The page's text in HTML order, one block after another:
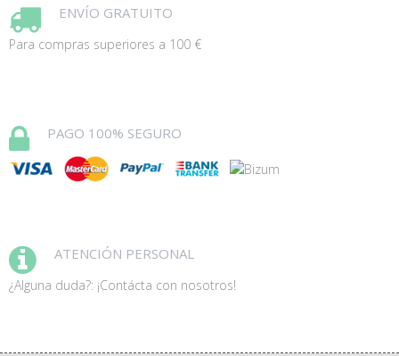
ENVÍO GRATUITO
Para compras superiores a 100 €
PAGO 100% SEGURO
ATENCIÓN PERSONAL
¿Alguna duda?: ¡Contácta con nosotros!